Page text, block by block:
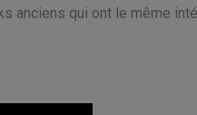
anciens qui ont le même